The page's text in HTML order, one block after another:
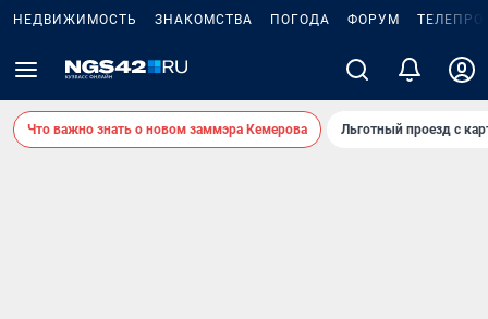
НЕДВИЖИМОСТЬ ЗНАКОМСТВА ПОГОДА ФОРУМ
Что важно знать о новом заммэра Кемерова Льготный проезд с